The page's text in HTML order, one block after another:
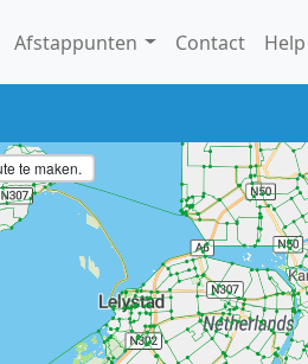
Afstappunten Contact Help
te maken.